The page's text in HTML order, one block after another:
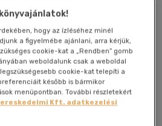
hogy az ízléséhez minél
a figyelmébe ajánlani, arra kérjük,
cookie-kat a „Rendben” gomb
weboldalunk csak a weboldal
cookie-kat telepíti a
később is bármikor
menüpontban. További részletekért
Kft. adatkezelési